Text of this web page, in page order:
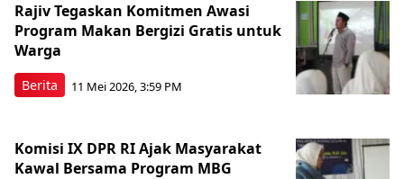
Berita
Rajiv Tegaskan Komitmen Awasi
Program Makan Bergizi Gratis untuk
Warga
11 Mei 2026, 3:59 PM
Komisi IX DPR RI Ajak Masyarakat
Kawal Bersama Program MBG